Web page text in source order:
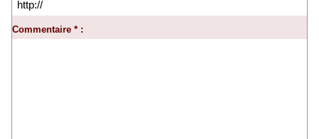
Commentaire * :